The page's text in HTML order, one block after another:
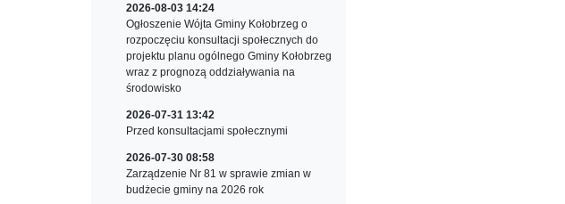
2026-08-03 14:24
Ogłoszenie Wójta Gminy Kołobrzeg o
rozpoczęciu konsultacji społecznych do
projektu planu ogólnego Gminy Kołobrzeg
wraz z prognozą oddziaływania na
środowisko
2026-07-31 13:42
Przed konsultacjami społecznymi
2026-07-30 08:58
Zarządzenie Nr 81 w sprawie zmian w
budżecie gminy na 2026 rok